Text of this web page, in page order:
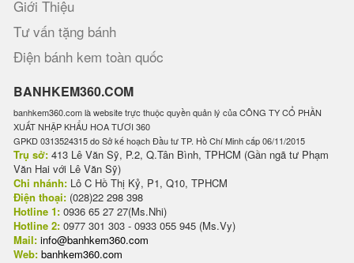
Giới Thiệu
Tư vấn tặng bánh
Điện bánh kem toàn quốc
BANHKEM360.COM
banhkem360.com là website trực thuộc quyền quản lý của CÔNG TY CỔ PHẦN
XUẤT NHẬP KHẨU HOA TƯƠI 360
GPKD 0313524315 do Sở kế hoạch Đầu tư TP. Hồ Chí Minh cấp 06/11/2015
Trụ sở: 413 Lê Văn Sỹ, P.2, Q.Tân Bình, TPHCM (Gần ngã tư Phạm
Văn Hai với Lê Văn Sỹ)
Chi nhánh: Lô C Hồ Thị Kỷ, P1, Q10, TPHCM
Điện thoại: (028)22 298 398
Hotline 1: 0936 65 27 27(Ms.Nhi)
Hotline 2: 0977 301 303 - 0933 055 945 (Ms.Vy)
Mail: info@banhkem360.com
Web: banhkem360.com